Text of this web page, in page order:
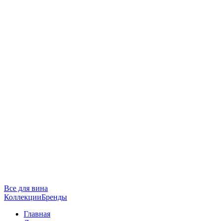
Все для вина
КоллекцииБренды
Главная